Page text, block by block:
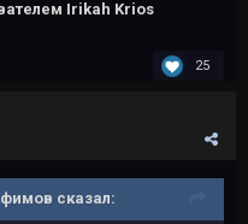
Irikah Krios
25
сказал: